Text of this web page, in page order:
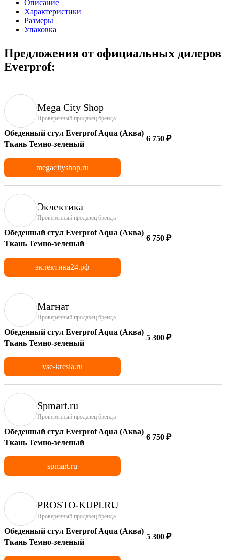
Описание
Характеристики
Размеры
Упаковка
Предложения от официальных дилеров
Everprof:
Mega City Shop
Проверенный продавец бренда
Обеденный стул Everprof Aqua (Аква)
Ткань Темно-зеленый
6 750 ₽
megacityshop.ru
Эклектика
Проверенный продавец бренда
Обеденный стул Everprof Aqua (Аква)
Ткань Темно-зеленый
6 750 ₽
эклектика24.рф
Магнат
Проверенный продавец бренда
Обеденный стул Everprof Aqua (Аква)
Ткань Темно-зеленый
5 300 ₽
vse-kresla.ru
Spmart.ru
Проверенный продавец бренда
Обеденный стул Everprof Aqua (Аква)
Ткань Темно-зеленый
6 750 ₽
spmart.ru
PROSTO-KUPI.RU
Проверенный продавец бренда
Обеденный стул Everprof Aqua (Аква)
Ткань Темно-зеленый
5 300 ₽